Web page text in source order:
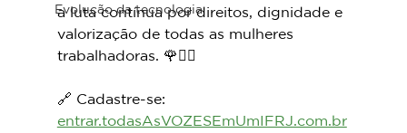
Evolução da tecnologia
a luta contínua por direitos, dignidade e
valorização de todas as mulheres
trabalhadoras. 🌹✊🏾
🔗 Cadastre-se:
entrar.todasAsVOZESEmUmIFRJ.com.br